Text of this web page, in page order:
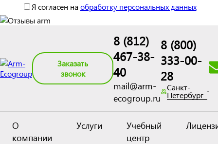
Я согласен на обработку персональных данных
Заказать
звонок
8 (812)
467-38-
40
mail@arm-
ecogroup.ru
8 (800)
333-00-
28
Санкт-
Петербург
О
компании
Услуги
Учебный
центр